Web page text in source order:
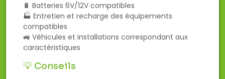
🔋 Batteries 6V/12V compatibles
🏭 Entretien et recharge des équipements
compatibles
🚜 Véhicules et installations correspondant aux
caractéristiques
💡 Conseils